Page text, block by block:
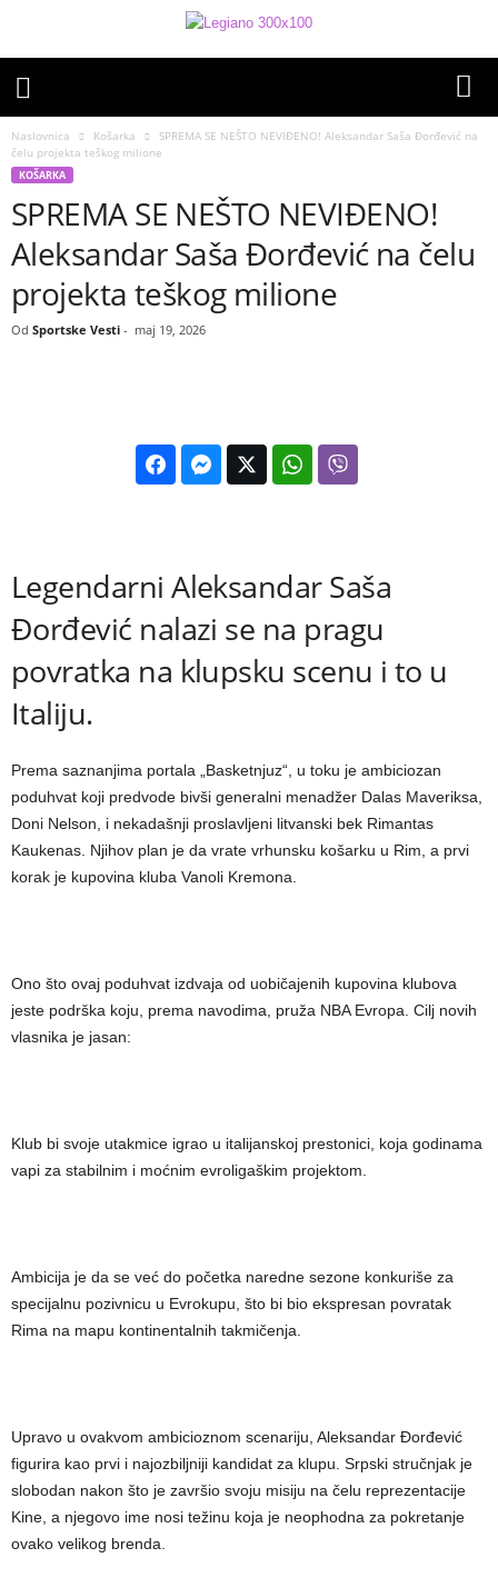
Naslovnica Košarka
SPREMA SE NEŠTO NEVIĐENO! Aleksandar Saša Đorđević na
čelu projekta teškog milione
KOŠARKA
SPREMA SE NEŠTO NEVIĐENO!
Aleksandar Saša Đorđević na čelu
projekta teškog milione
Od Sportske Vesti - maj 19, 2026
Legendarni Aleksandar Saša
Đorđević nalazi se na pragu
povratka na klupsku scenu i to u
Italiju.
Prema saznanjima portala „Basketnjuz“, u toku je ambiciozan
poduhvat koji predvode bivši generalni menadžer Dalas Maveriksa,
Doni Nelson, i nekadašnji proslavljeni litvanski bek Rimantas
Kaukenas. Njihov plan je da vrate vrhunsku košarku u Rim, a prvi
korak je kupovina kluba Vanoli Kremona.
Ono što ovaj poduhvat izdvaja od uobičajenih kupovina klubova
jeste podrška koju, prema navodima, pruža NBA Evropa. Cilj novih
vlasnika je jasan:
Klub bi svoje utakmice igrao u italijanskoj prestonici, koja godinama
vapi za stabilnim i moćnim evroligaškim projektom.
Ambicija je da se već do početka naredne sezone konkuriše za
specijalnu pozivnicu u Evrokupu, što bi bio ekspresan povratak
Rima na mapu kontinentalnih takmičenja.
Upravo u ovakvom ambicioznom scenariju, Aleksandar Đorđević
figurira kao prvi i najozbiljniji kandidat za klupu. Srpski stručnjak je
slobodan nakon što je završio svoju misiju na čelu reprezentacije
Kine, a njegovo ime nosi težinu koja je neophodna za pokretanje
ovako velikog brenda.